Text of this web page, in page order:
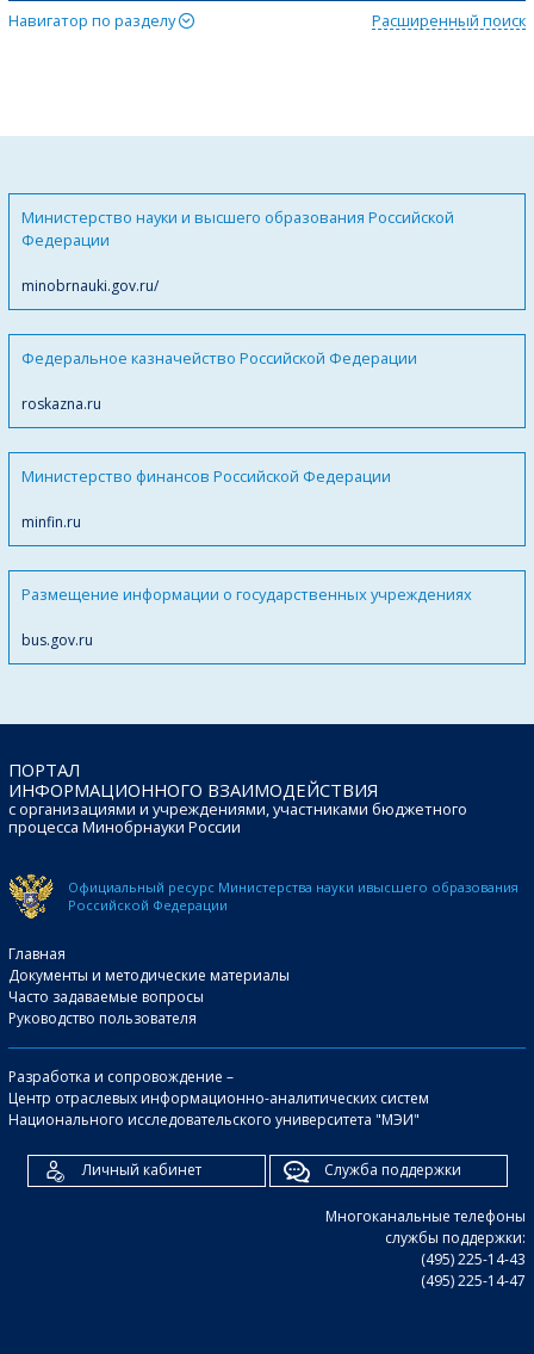
Навигатор по разделу Расширенный поиск
Министерство науки и высшего образования Российской
Федерации
minobrnauki.gov.ru/
Федеральное казначейство Российской Федерации
roskazna.ru
Министерство финансов Российской Федерации
minfin.ru
Размещение информации о государственных учреждениях
bus.gov.ru
ПОРТАЛ
ИНФОРМАЦИОННОГО ВЗАИМОДЕЙСТВИЯ
с организациями и учреждениями, участниками бюджетного
процесса Минобрнауки России
Официальный ресурс Министерства науки ивысшего образования
Российской Федерации
Главная
Документы и методические материалы
Часто задаваемые вопросы
Руководство пользователя
Разработка и сопровождение –
Центр отраслевых информационно-аналитических систем
Национального исследовательского университета "МЭИ"
Личный кабинет Служба поддержки
Многоканальные телефоны
службы поддержки:
(495) 225-14-43
(495) 225-14-47